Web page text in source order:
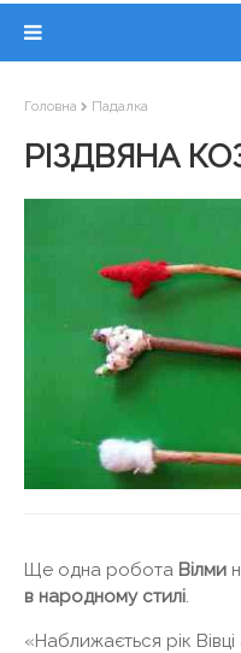
Головна Падалка
РІЗДВЯНА
Ще одна робота Вілми
в народному стилі.
«Наближається рік